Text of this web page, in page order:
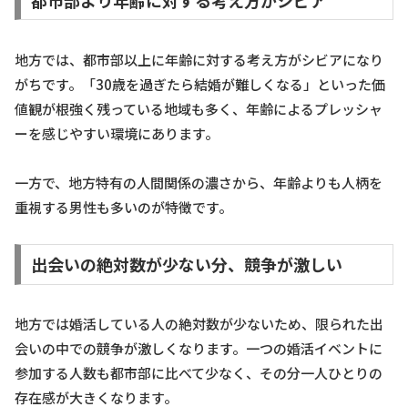
地方では、都市部以上に年齢に対する考え方がシビアになり
がちです。「30歳を過ぎたら結婚が難しくなる」といった価
値観が根強く残っている地域も多く、年齢によるプレッシャ
ーを感じやすい環境にあります。
一方で、地方特有の人間関係の濃さから、年齢よりも人柄を
重視する男性も多いのが特徴です。
出会いの絶対数が少ない分、競争が激しい
地方では婚活している人の絶対数が少ないため、限られた出
会いの中での競争が激しくなります。一つの婚活イベントに
参加する人数も都市部に比べて少なく、その分一人ひとりの
存在感が大きくなります。